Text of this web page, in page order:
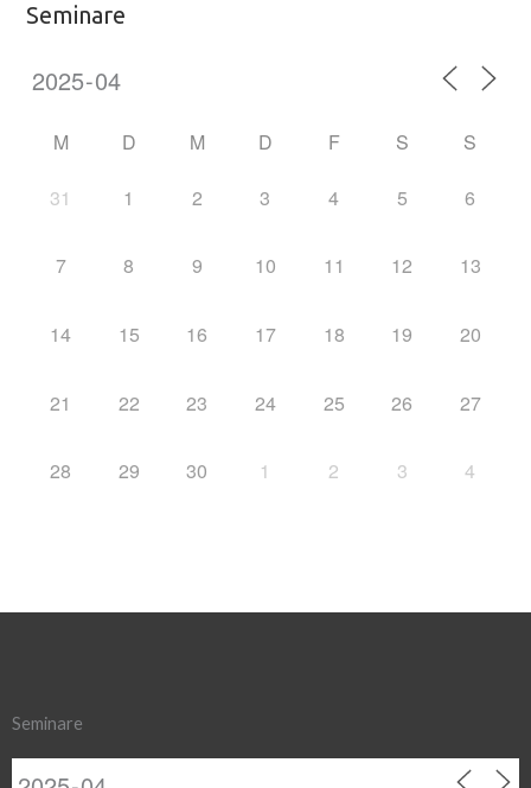
Seminare
M D M D F S S
31 1 2 3 4 5 6
7 8 9 10 11 12 13
14 15 16 17 18 19 20
21 22 23 24 25 26 27
28 29 30 1 2 3 4
Seminare